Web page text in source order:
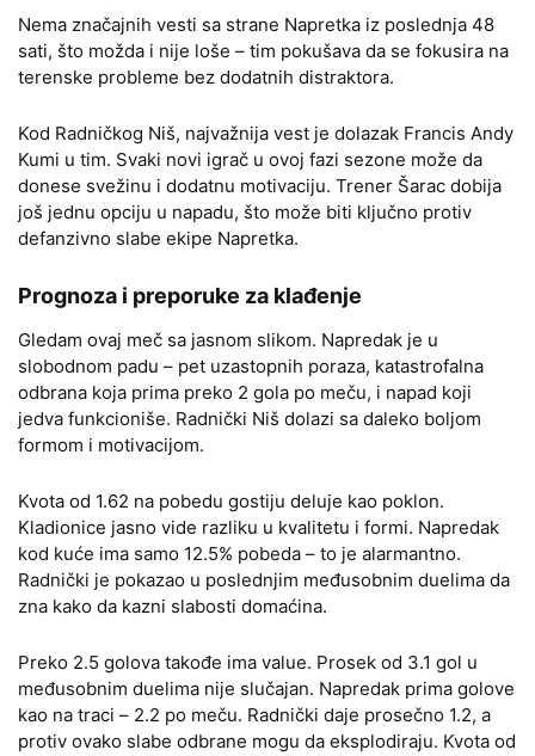
Nema značajnih vesti sa strane Napretka iz poslednja 48
sati, što možda i nije loše – tim pokušava da se fokusira na
terenske probleme bez dodatnih distraktora.
Kod Radničkog Niš, najvažnija vest je dolazak Francis Andy
Kumi u tim. Svaki novi igrač u ovoj fazi sezone može da
donese svežinu i dodatnu motivaciju. Trener Šarac dobija
još jednu opciju u napadu, što može biti ključno protiv
defanzivno slabe ekipe Napretka.
Prognoza i preporuke za klađenje
Gledam ovaj meč sa jasnom slikom. Napredak je u
slobodnom padu – pet uzastopnih poraza, katastrofalna
odbrana koja prima preko 2 gola po meču, i napad koji
jedva funkcioniše. Radnički Niš dolazi sa daleko boljom
formom i motivacijom.
Kvota od 1.62 na pobedu gostiju deluje kao poklon.
Kladionice jasno vide razliku u kvalitetu i formi. Napredak
kod kuće ima samo 12.5% pobeda – to je alarmantno.
Radnički je pokazao u poslednjim međusobnim duelima da
zna kako da kazni slabosti domaćina.
Preko 2.5 golova takođe ima value. Prosek od 3.1 gol u
međusobnim duelima nije slučajan. Napredak prima golove
kao na traci – 2.2 po meču. Radnički daje prosečno 1.2, a
protiv ovako slabe odbrane mogu da eksplodiraju. Kvota od